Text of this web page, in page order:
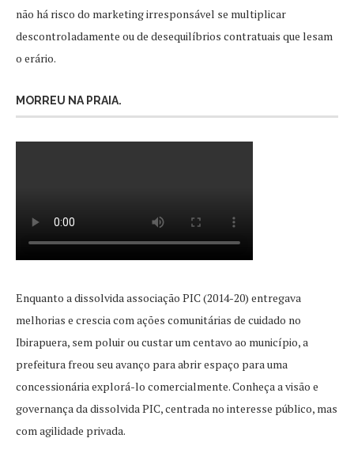
não há risco do marketing irresponsável se multiplicar
descontroladamente ou de desequilíbrios contratuais que lesam
o erário.
MORREU NA PRAIA.
Enquanto a dissolvida associação PIC (2014-20) entregava
melhorias e crescia com ações comunitárias de cuidado no
Ibirapuera, sem poluir ou custar um centavo ao município, a
prefeitura freou seu avanço para abrir espaço para uma
concessionária explorá-lo comercialmente. Conheça a visão e
governança da dissolvida PIC, centrada no interesse público, mas
com agilidade privada.